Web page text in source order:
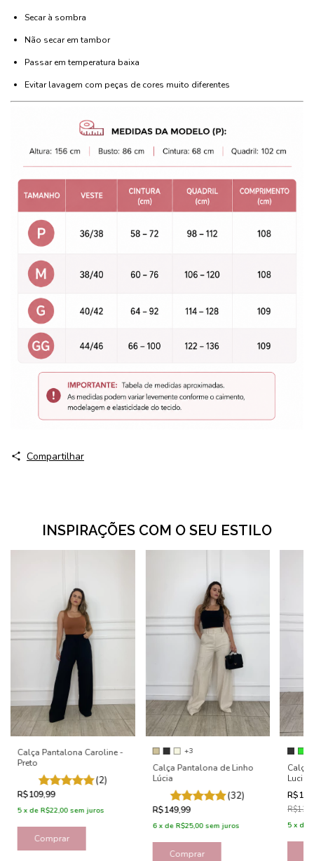
Secar à sombra
Não secar em tambor
Passar em temperatura baixa
Evitar lavagem com peças de cores muito diferentes
Compartilhar
INSPIRAÇÕES COM O SEU ESTILO
Calça Pantalona Caroline -
Preto
(2)
R$109,99
5 x de R$22,00 sem juros
Comprar
+3
Calça Pantalona de Linho
Lúcia
(32)
R$149,99
6 x de R$25,00 sem juros
Comprar
Calça
5 x de